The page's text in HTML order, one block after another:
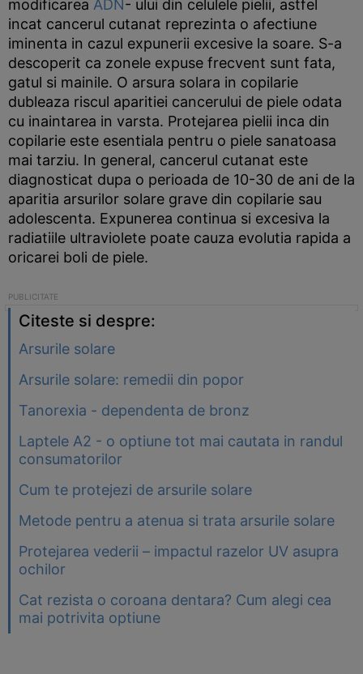
modificarea ADN- ului din celulele pielii, astfel
incat cancerul cutanat reprezinta o afectiune
iminenta in cazul expunerii excesive la soare. S-a
descoperit ca zonele expuse frecvent sunt fata,
gatul si mainile. O arsura solara in copilarie
dubleaza riscul aparitiei cancerului de piele odata
cu inaintarea in varsta. Protejarea pielii inca din
copilarie este esentiala pentru o piele sanatoasa
mai tarziu. In general, cancerul cutanat este
diagnosticat dupa o perioada de 10-30 de ani de la
aparitia arsurilor solare grave din copilarie sau
adolescenta. Expunerea continua si excesiva la
radiatiile ultraviolete poate cauza evolutia rapida a
oricarei boli de piele.
Citeste si despre:
Arsurile solare
Arsurile solare: remedii din popor
Tanorexia - dependenta de bronz
Laptele A2 - o optiune tot mai cautata in randul
consumatorilor
Cum te protejezi de arsurile solare
Metode pentru a atenua si trata arsurile solare
Protejarea vederii – impactul razelor UV asupra
ochilor
Cat rezista o coroana dentara? Cum alegi cea
mai potrivita optiune